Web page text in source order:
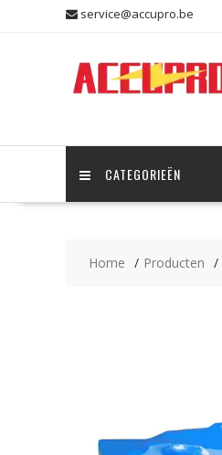
service@accupro.be
CATEGORIEËN
Home Producten